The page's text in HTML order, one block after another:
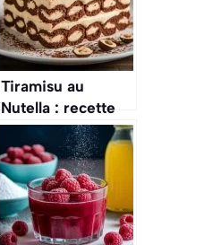
Tiramisu au
Nutella : recette
Gourmande et
Facile